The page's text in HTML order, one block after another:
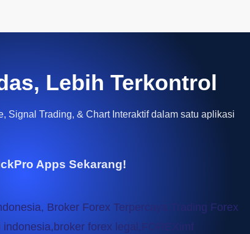
Lebih Terkontrol
Signal Trading, & Chart Interaktif dalam satu aplikasi
Apps Sekarang!